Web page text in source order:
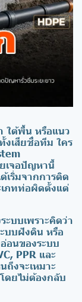
ใต้พื้น หรือแนว
เสียชื่อทีม ใคร
เจอปัญหานี้
เริ่มจากการติด
เภทท่อผิดตั้งแต่
บบเพราะคิดว่า
บบฝังดิน หรือ
อนของระบบ
PPR และ
ถึงจะเหมาะ
ดยไม่ต้องกลับ